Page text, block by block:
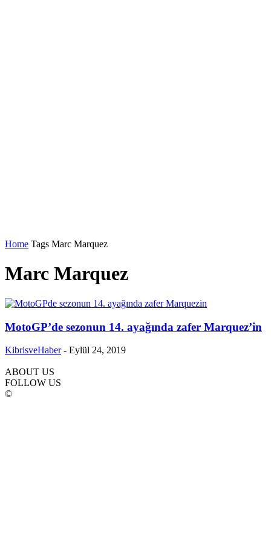
Home Tags Marc Marquez
Marc Marquez
MotoGP’de sezonun 14. ayağında zafer Marquez’in
KibrisveHaber - Eylül 24, 2019
ABOUT US
FOLLOW US
©